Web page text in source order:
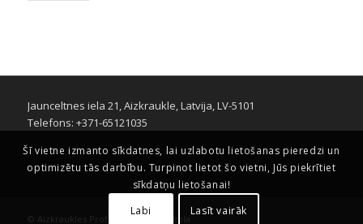
Jaunceltnes iela 21, Aizkraukle, Latvija, LV-5101
Telefons: +371-65121035
© Aizkraukles Profesionālā vidusskola
Šī vietne izmanto sīkdatnes, lai uzlabotu lietošanas pieredzi un
optimizētu tās darbību. Turpinot lietot šo vietni, Jūs piekrītiet
sīkdatņu lietošanai!
Labi
Lasīt vairāk